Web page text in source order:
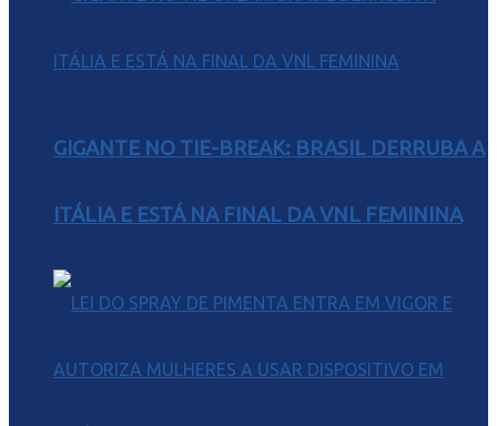
GIGANTE NO TIE-BREAK: BRASIL DERRUBA A
ITÁLIA E ESTÁ NA FINAL DA VNL FEMININA